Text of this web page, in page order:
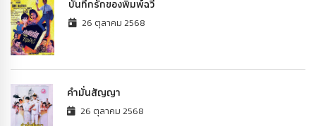
บันทึกรักของพิมพ์ฉวี
26 ตุลาคม 2568
คำมั่นสัญญา
26 ตุลาคม 2568